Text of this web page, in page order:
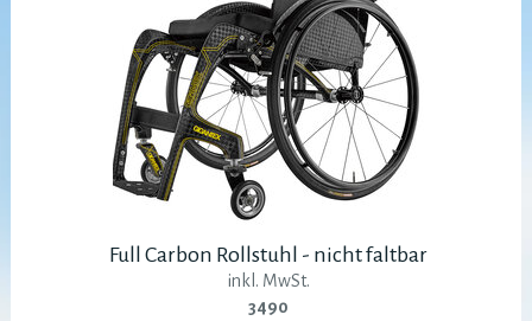
Full Carbon Rollstuhl - nicht faltbar
inkl. MwSt.
3490